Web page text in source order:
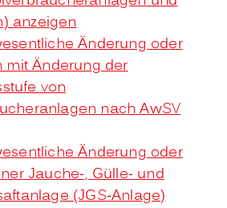
anzeigen
Änderung oder
Änderung der
von
nach AwSV
Änderung oder
Jauche-, Gülle- und
(JGS-Anlage)